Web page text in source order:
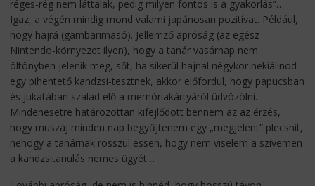
réges-rég nem láttalak, pedig milyen fontos is a gyakorlás”…
Igaz, a végén mindig mond valami japánosan pozitívat. Például,
hogy hajrá (gambarimasó). Jellemző apróság (az egész
Nintendo-környezet ilyen), hogy a tanár vasárnap nem
öltönyben jelenik meg, sőt, ha sikerül hajnal négykor nekiállnod
egy pihentető kandzsi-tesztnek, akkor előfordul, hogy papucsban
és jukatában szalad elő a memóriakártyáról üdvözölni.
Mindenesetre határozottan kifejlődött bennem az az érzés,
hogy muszáj minden nap begyűjtenem egy „megjelent” plecsnit,
nehogy a tanárnak rosszul essen, hogy nem viselem a szívemen
a kandzsitanulás nemes ügyét…